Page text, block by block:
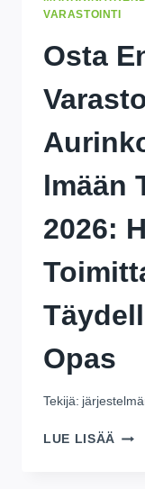
VARASTOINTI
Osta
Lmään
2026:
Opas
Tekijä:
LUE LISÄÄ OSTA